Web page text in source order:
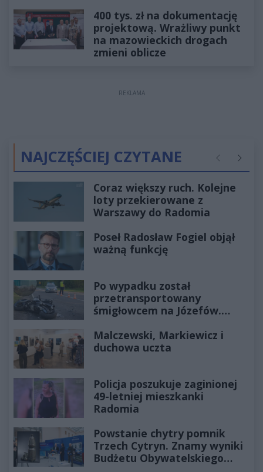
400 tys. zł na dokumentację
projektową. Wrażliwy punkt
na mazowieckich drogach
zmieni oblicze
REKLAMA
NAJCZĘŚCIEJ CZYTANE Poprzednie
Coraz większy ruch. Kolejne
loty przekierowane z
Warszawy do Radomia
Poseł Radosław Fogiel objął
ważną funkcję
Po wypadku został
przetransportowany
śmigłowcem na Józefów.
Malczewski, Markiewicz i
duchowa uczta
Policja poszukuje zaginionej
49-letniej mieszkanki
Radomia
Powstanie chytry pomnik
Trzech Cytryn. Znamy wyniki
Budżetu Obywatelskiego